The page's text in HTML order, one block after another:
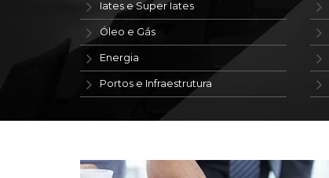
Iates e Super Iates
Óleo e Gás
Energia
Portos e Infraestrutura